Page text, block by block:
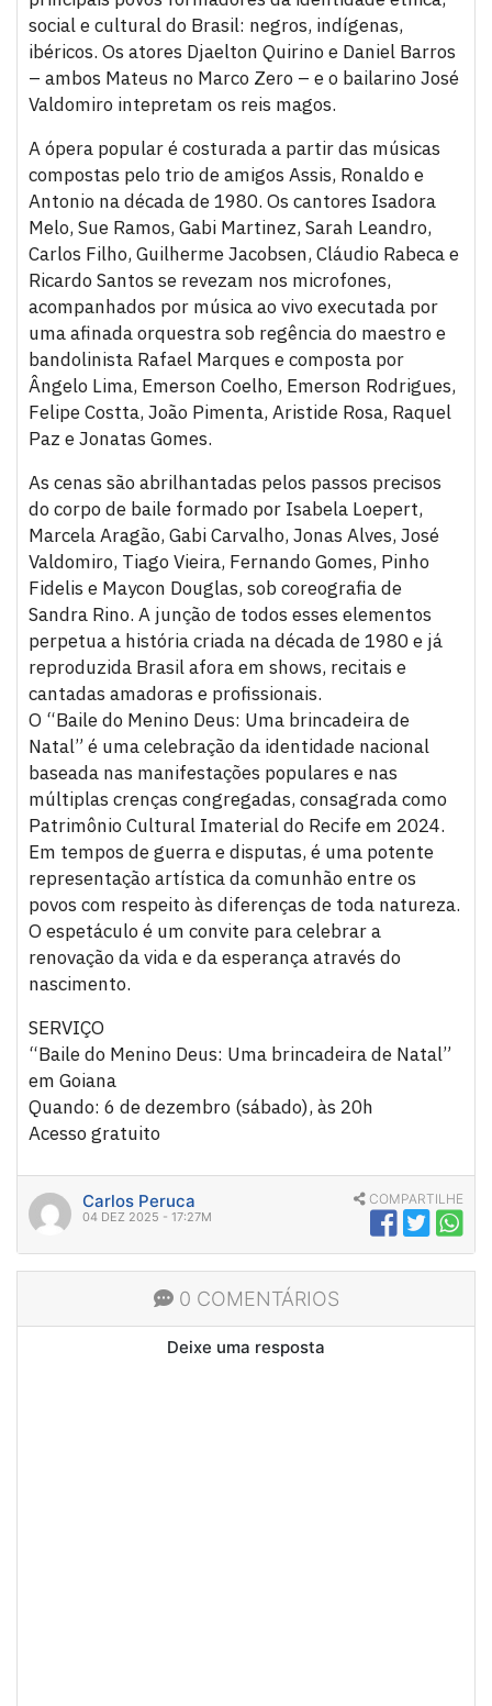
social e cultural do Brasil: negros, indígenas,
ibéricos. Os atores Djaelton Quirino e Daniel Barros
– ambos Mateus no Marco Zero – e o bailarino José
Valdomiro intepretam os reis magos.
A ópera popular é costurada a partir das músicas
compostas pelo trio de amigos Assis, Ronaldo e
Antonio na década de 1980. Os cantores Isadora
Melo, Sue Ramos, Gabi Martinez, Sarah Leandro,
Carlos Filho, Guilherme Jacobsen, Cláudio Rabeca e
Ricardo Santos se revezam nos microfones,
acompanhados por música ao vivo executada por
uma afinada orquestra sob regência do maestro e
bandolinista Rafael Marques e composta por
Ângelo Lima, Emerson Coelho, Emerson Rodrigues,
Felipe Costta, João Pimenta, Aristide Rosa, Raquel
Paz e Jonatas Gomes.
As cenas são abrilhantadas pelos passos precisos
do corpo de baile formado por Isabela Loepert,
Marcela Aragão, Gabi Carvalho, Jonas Alves, José
Valdomiro, Tiago Vieira, Fernando Gomes, Pinho
Fidelis e Maycon Douglas, sob coreografia de
Sandra Rino. A junção de todos esses elementos
perpetua a história criada na década de 1980 e já
reproduzida Brasil afora em shows, recitais e
cantadas amadoras e profissionais.
O “Baile do Menino Deus: Uma brincadeira de
Natal” é uma celebração da identidade nacional
baseada nas manifestações populares e nas
múltiplas crenças congregadas, consagrada como
Patrimônio Cultural Imaterial do Recife em 2024.
Em tempos de guerra e disputas, é uma potente
representação artística da comunhão entre os
povos com respeito às diferenças de toda natureza.
O espetáculo é um convite para celebrar a
renovação da vida e da esperança através do
nascimento.
SERVIÇO
“Baile do Menino Deus: Uma brincadeira de Natal”
em Goiana
Quando: 6 de dezembro (sábado), às 20h
Acesso gratuito
Carlos Peruca
04 DEZ 2025 - 17:27M
COMPARTILHE
0 COMENTÁRIOS
Deixe uma resposta